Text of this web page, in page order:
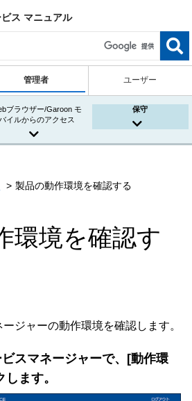
ス マニュアル
管理者 ユーザー
ブラウザー/Garoon モ
イルからのアクセス
保守
製品の動作環境を確認する
環境を確認す
ジャーの動作環境を確認します。
ビスマネージャーで、[動作環
ます。